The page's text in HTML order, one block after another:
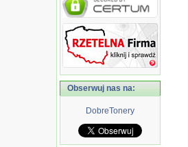
Obserwuj nas na:
DobreTonery